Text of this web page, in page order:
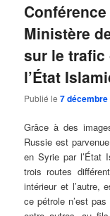
Ministère
sur le trafic
l’État
Publié le7 décembre
Grâce à des
Russie est
en Syrie par l’État
trois routes
intérieur et l’autre,
ce pétrole n’est